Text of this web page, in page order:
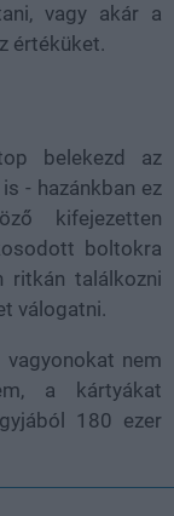
vagy akár a
értéküket.
belekezd az
- hazánkban ez
kifejezetten
boltokra
ritkán találkozni
válogatni.
nem
a kártyákat
180 ezer